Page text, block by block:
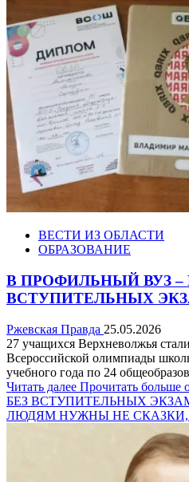
ВЕСТИ ИЗ ОБЛАСТИ
ОБРАЗОВАНИЕ
В ПРОФИЛЬНЫЙ ВУЗ –
ВСТУПИТЕЛЬНЫХ
Ржевская Правда 25.05.2026
27 учащихся Верхневолжья
Всероссийской олимпиады
учебного года по 24
Читать далее Прочитать
БЕЗ ВСТУПИТЕЛЬНЫХ
ЛЮДЯМ НУЖНЫ НЕ СКАЗКИ,